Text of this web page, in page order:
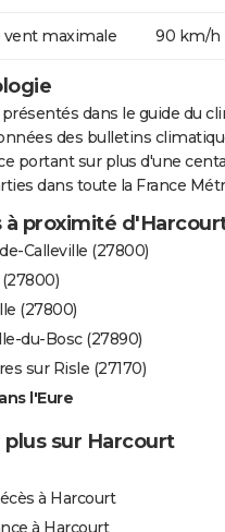
vent maximale 90 km/h
dans le guide du
des bulletins
portant sur plus d'une
dans toute la France
à proximité
Calleville (27800)
(27800)
du-Bosc (27890)
sur Risle (27170)
l'Eure
plus sur Harcourt
à Harcourt
à Harcourt